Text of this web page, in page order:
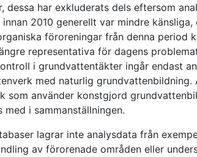
dessa har exkluderats dels eftersom
innan 2010 generellt var mindre
föroreningar från denna period
representativa för dagens
i grundvattentäkter ingår endast
med naturlig grundvattenbildning.
som använder konstgjord
med i sammanställningen.
lagrar inte analysdata från
av förorenade områden eller